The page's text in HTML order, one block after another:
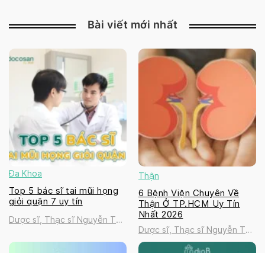
Bài viết mới nhất
Đa Khoa
Top 5 bác sĩ tai mũi họng
giỏi quận 7 uy tín
Dược sĩ, Thạc sĩ Nguyễn Thị
Thận
6 Bệnh Viện Chuyên Về
Thận Ở TP.HCM Uy Tín
Nhất 2026
Dược sĩ, Thạc sĩ Nguyễn Thị
Thanh Tú